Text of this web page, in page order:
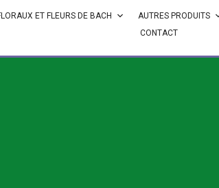
ET FLEURS DE BACH AUTRES PRODUITS
CONTACT